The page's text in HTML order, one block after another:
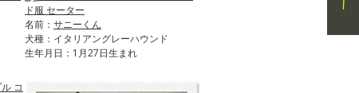
名前： サニーくん
犬種：イタリアングレーハウンド
生年月日：1月27日生まれ